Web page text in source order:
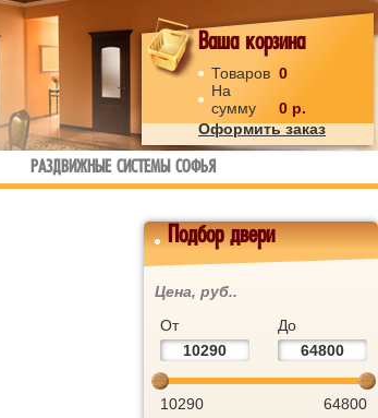
Ваша корзина
Товаров 0
На
сумму
0 р.
Оформить заказ
РАЗДВИЖНЫЕ СИСТЕМЫ СОФЬЯ
Подбор двери
Цена, руб..
От
До
10290
64800